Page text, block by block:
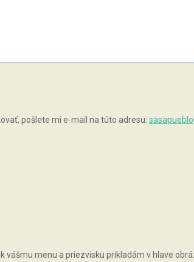
pošlete mi e-mail na túto adresu:
vášmu menu a priezvisku prikladám v hlave